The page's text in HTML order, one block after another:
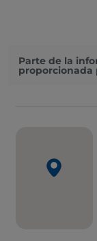
Parte de la
proporcionada